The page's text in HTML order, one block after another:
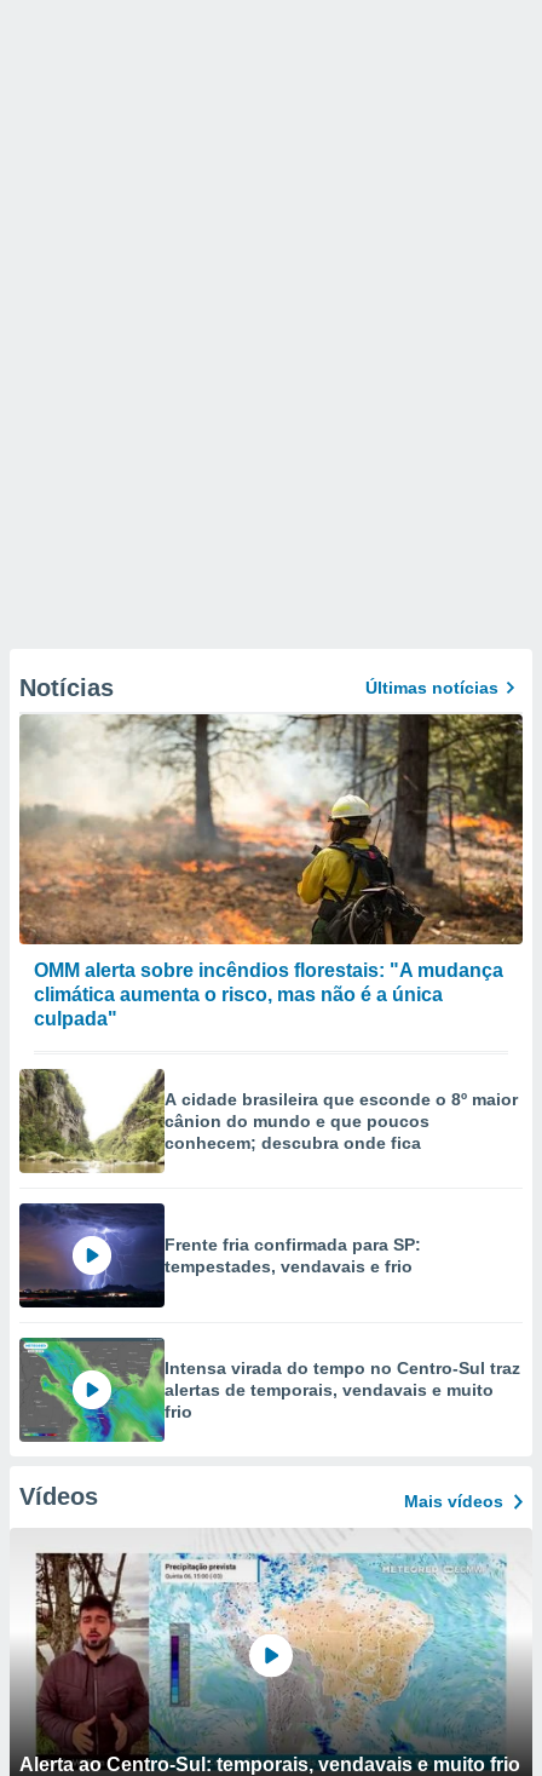
Notícias Últimas notícias
OMM alerta sobre incêndios florestais: "A mudança
climática aumenta o risco, mas não é a única
culpada"
A cidade brasileira que esconde o 8º maior
cânion do mundo e que poucos
conhecem; descubra onde fica
Frente fria confirmada para SP:
tempestades, vendavais e frio
Intensa virada do tempo no Centro-Sul traz
alertas de temporais, vendavais e muito
frio
Vídeos Mais vídeos
Alerta ao Centro-Sul: temporais, vendavais e muito frio